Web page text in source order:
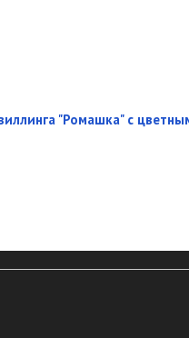
"Ромашка" с